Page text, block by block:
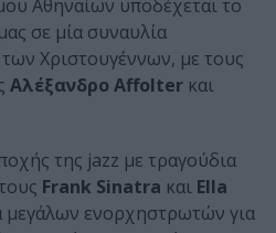
Αθηναίων υποδέχεται το
σε μία συναυλία
Χριστουγέννων, με τους
Αλέξανδρο Affolter και
της jazz με τραγούδια
Frank Sinatra και Ella
μεγάλων ενορχηστρωτών για